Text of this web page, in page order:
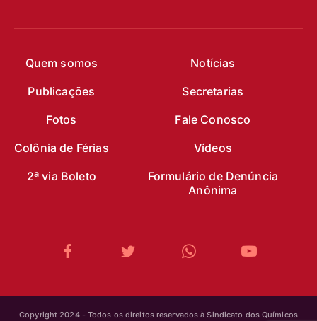
Quem somos
Notícias
Publicações
Secretarias
Fotos
Fale Conosco
Colônia de Férias
Vídeos
2ª via Boleto
Formulário de Denúncia
Anônima
Copyright 2024 - Todos os direitos reservados à Sindicato dos Químicos